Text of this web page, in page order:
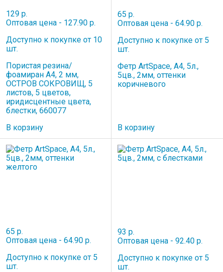
129 р.
Оптовая цена - 127.90 р.
Доступно к покупке от 10
шт.
Пористая резина/
фоамиран А4, 2 мм,
ОСТРОВ СОКРОВИЩ, 5
листов, 5 цветов,
иридисцентные цвета,
блестки, 660077
В корзину
65 р.
Оптовая цена - 64.90 р.
Доступно к покупке от 5
шт.
Фетр ArtSpace, А4, 5л.,
5цв., 2мм, оттенки
коричневого
В корзину
65 р.
Оптовая цена - 64.90 р.
Доступно к покупке от 5
шт.
93 р.
Оптовая цена - 92.40 р.
Доступно к покупке от 5
шт.